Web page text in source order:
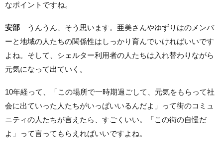
なポイントですね。
安部 うんうん、そう思います。亜美さんやゆずりはのメンバ
ーと地域の人たちの関係性はしっかり育んでいければいいです
よね。そして、シェルター利用者の人たちは入れ替わりながら
元気になって出ていく。
10年経って、「この場所で一時期過ごして、元気をもらって社
会に出ていった人たちがいっぱいいるんだよ」って街のコミュ
ニティの人たちが言えたら、すごくいい。「この街の自慢だ
よ」って言ってもらえればいいですよね。